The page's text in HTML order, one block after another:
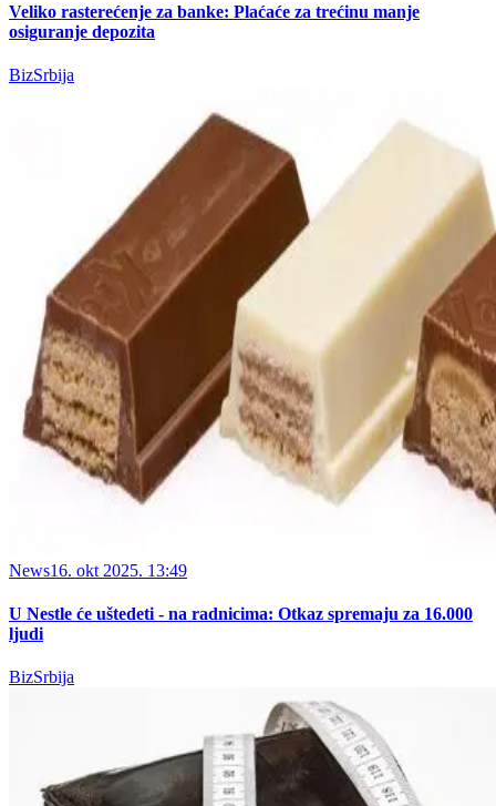
Veliko rasterećenje za banke: Plaćaće za trećinu manje
osiguranje depozita
BizSrbija
News16. okt 2025. 13:49
U Nestle će uštedeti - na radnicima: Otkaz spremaju za 16.000
ljudi
BizSrbija